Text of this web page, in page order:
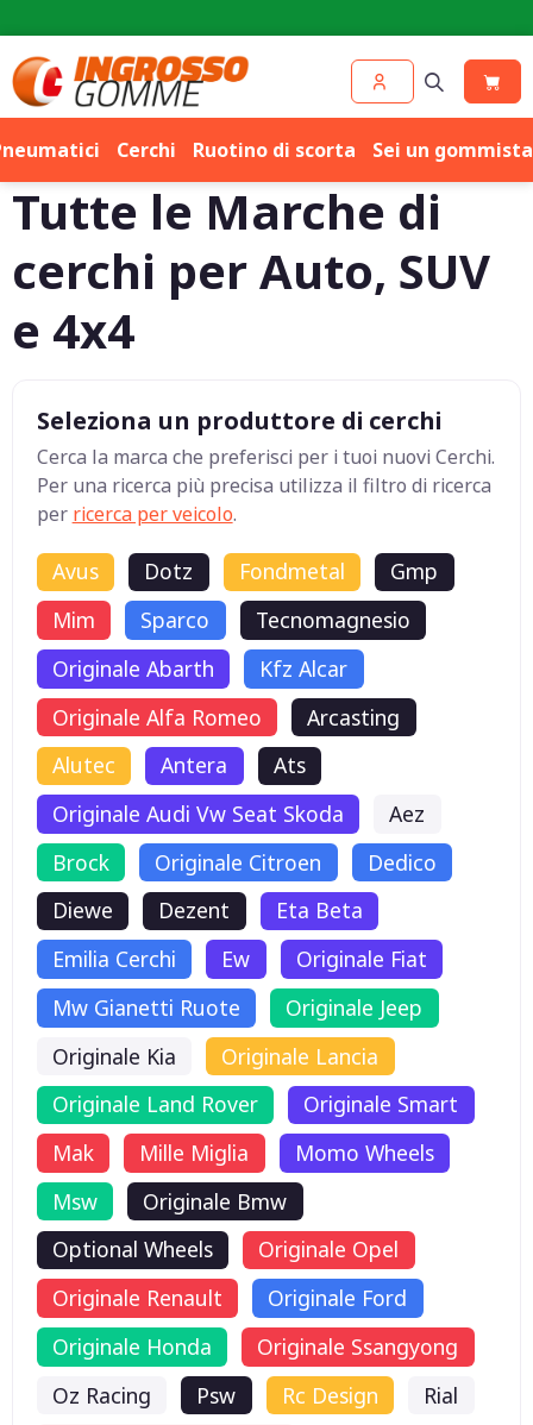
Cerchi Ruotino di scorta Sei un
Tutte le Marche di
cerchi per Auto, SUV
e 4x4
Seleziona un produttore di cerchi
Cerca la marca che preferisci per i tuoi nuovi Cerchi.
Per una ricerca più precisa utilizza il filtro di ricerca
per ricerca per veicolo.
Avus Dotz Fondmetal
Gmp
Mim
Sparco
Tecnomagnesio
Originale Abarth
Kfz Alcar
Originale Alfa Romeo
Arcasting
Alutec
Antera
Ats
Originale Audi Vw Seat Skoda
Aez
Brock
Originale Citroen
Dedico
Diewe
Dezent
Eta Beta
Emilia Cerchi
Ew
Originale Fiat
Mw Gianetti Ruote
Originale Jeep
Originale Kia
Originale Lancia
Originale Land Rover
Originale Smart
Mak
Mille Miglia
Momo Wheels
Msw
Originale Bmw
Optional Wheels
Originale Opel
Originale Renault
Originale Ford
Originale Honda
Originale Ssangyong
Oz Racing
Psw Rc Design
Rial